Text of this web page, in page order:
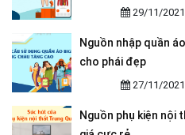
29/11/2021
Nguồn nhập quần
cho phái đẹp
27/11/2021
Nguồn phụ kiện nội